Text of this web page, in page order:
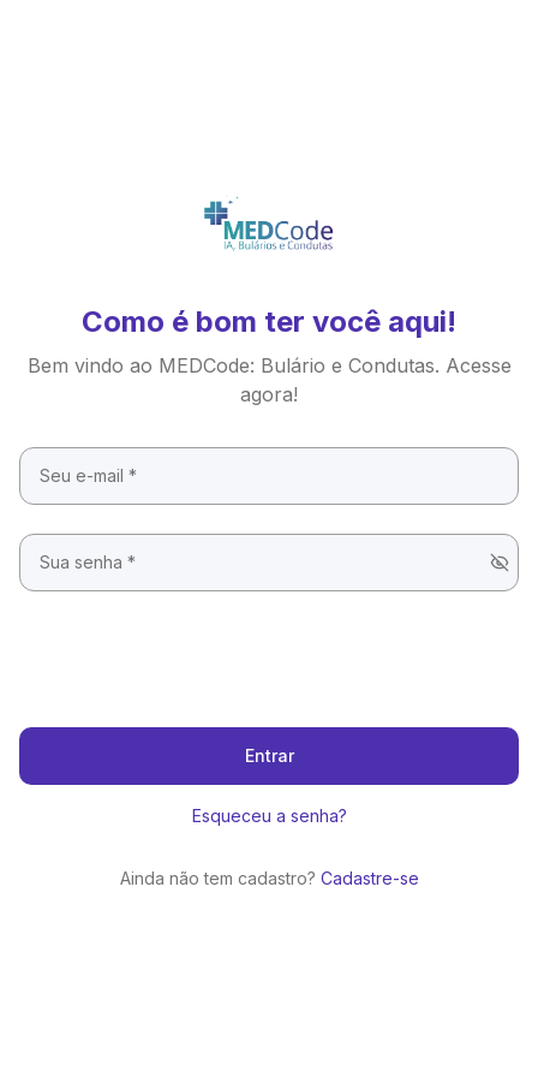
Como é bom ter você aqui!
Bem vindo ao MEDCode: Bulário e Condutas. Acesse
agora!
Entrar
Esqueceu a senha?
Ainda não tem cadastro? Cadastre-se